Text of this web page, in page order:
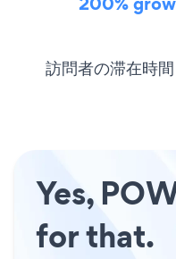
訪問者の滞在時間
Yes,
for that.